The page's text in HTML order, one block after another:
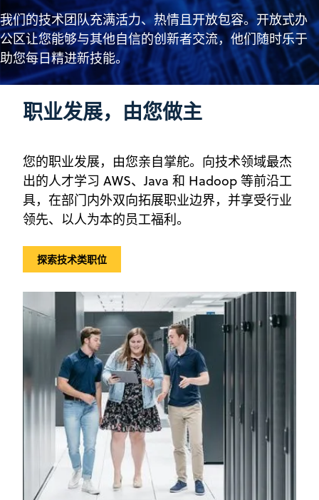
我们的技术团队充满活力、热情且开放包容。开放式办
公区让您能够与其他自信的创新者交流，他们随时乐于
助您每日精进新技能。
职业发展，由您做主
您的职业发展，由您亲自掌舵。向技术领域最杰
出的人才学习 AWS、Java 和 Hadoop 等前沿工
具，在部门内外双向拓展职业边界，并享受行业
领先、以人为本的员工福利。
探索技术类职位